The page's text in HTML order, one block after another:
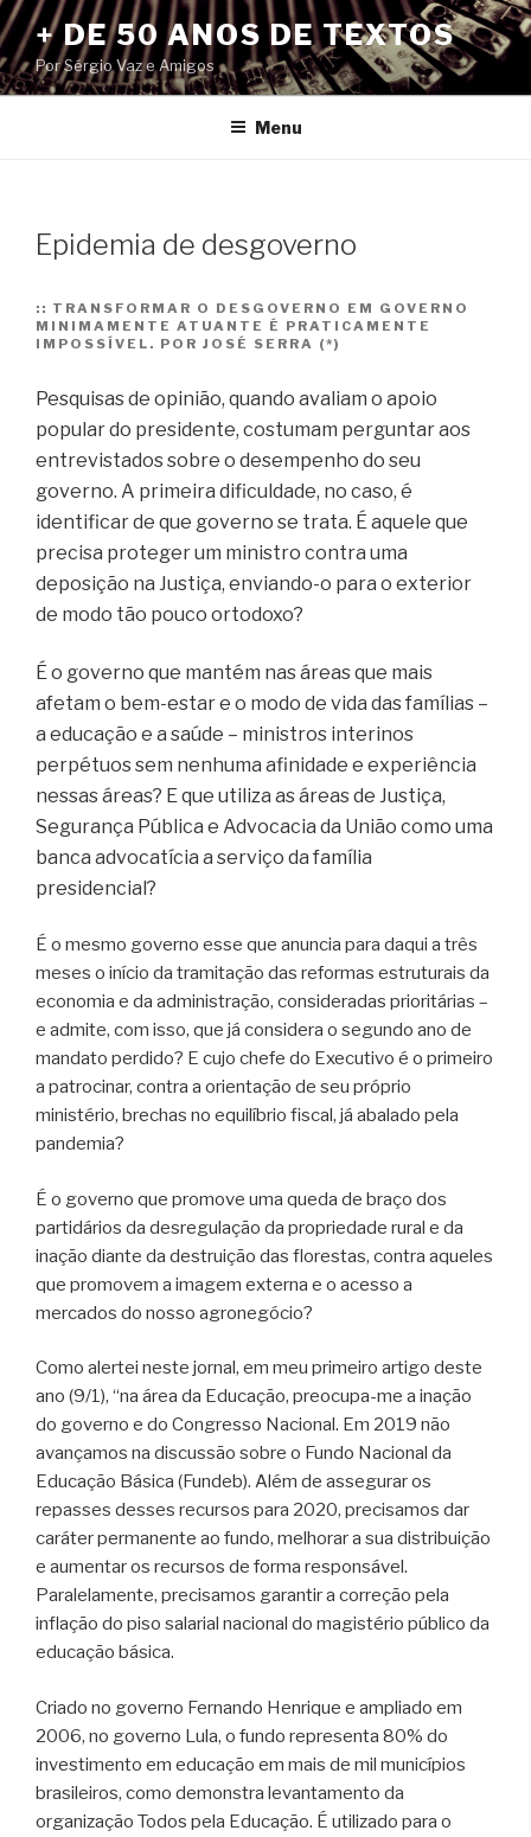
Pular
para
o
conteúdo
+ DE 50 ANOS DE TEXTOS
Por Sérgio Vaz e Amigos
Menu
Epidemia de desgoverno
:: TRANSFORMAR O DESGOVERNO EM GOVERNO
MINIMAMENTE ATUANTE É PRATICAMENTE
IMPOSSÍVEL. POR JOSÉ SERRA (*)
Pesquisas de opinião, quando avaliam o apoio
popular do presidente, costumam perguntar aos
entrevistados sobre o desempenho do seu
governo. A primeira dificuldade, no caso, é
identificar de que governo se trata. É aquele que
precisa proteger um ministro contra uma
deposição na Justiça, enviando-o para o exterior
de modo tão pouco ortodoxo?
É o governo que mantém nas áreas que mais
afetam o bem-estar e o modo de vida das famílias –
a educação e a saúde – ministros interinos
perpétuos sem nenhuma afinidade e experiência
nessas áreas? E que utiliza as áreas de Justiça,
Segurança Pública e Advocacia da União como uma
banca advocatícia a serviço da família
presidencial?
É o mesmo governo esse que anuncia para daqui a três
meses o início da tramitação das reformas estruturais da
economia e da administração, consideradas prioritárias –
e admite, com isso, que já considera o segundo ano de
mandato perdido? E cujo chefe do Executivo é o primeiro
a patrocinar, contra a orientação de seu próprio
ministério, brechas no equilíbrio fiscal, já abalado pela
pandemia?
É o governo que promove uma queda de braço dos
partidários da desregulação da propriedade rural e da
inação diante da destruição das florestas, contra aqueles
que promovem a imagem externa e o acesso a
mercados do nosso agronegócio?
Como alertei neste jornal, em meu primeiro artigo deste
ano (9/1), “na área da Educação, preocupa-me a inação
do governo e do Congresso Nacional. Em 2019 não
avançamos na discussão sobre o Fundo Nacional da
Educação Básica (Fundeb). Além de assegurar os
repasses desses recursos para 2020, precisamos dar
caráter permanente ao fundo, melhorar a sua distribuição
e aumentar os recursos de forma responsável.
Paralelamente, precisamos garantir a correção pela
inflação do piso salarial nacional do magistério público da
educação básica.
Criado no governo Fernando Henrique e ampliado em
2006, no governo Lula, o fundo representa 80% do
investimento em educação em mais de mil municípios
brasileiros, como demonstra levantamento da
organização Todos pela Educação. É utilizado para o